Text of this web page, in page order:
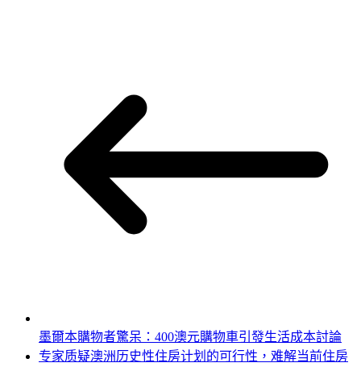
墨爾本購物者驚呆：400澳元購物車引發生活成本討論
专家质疑澳洲历史性住房计划的可行性，难解当前住房